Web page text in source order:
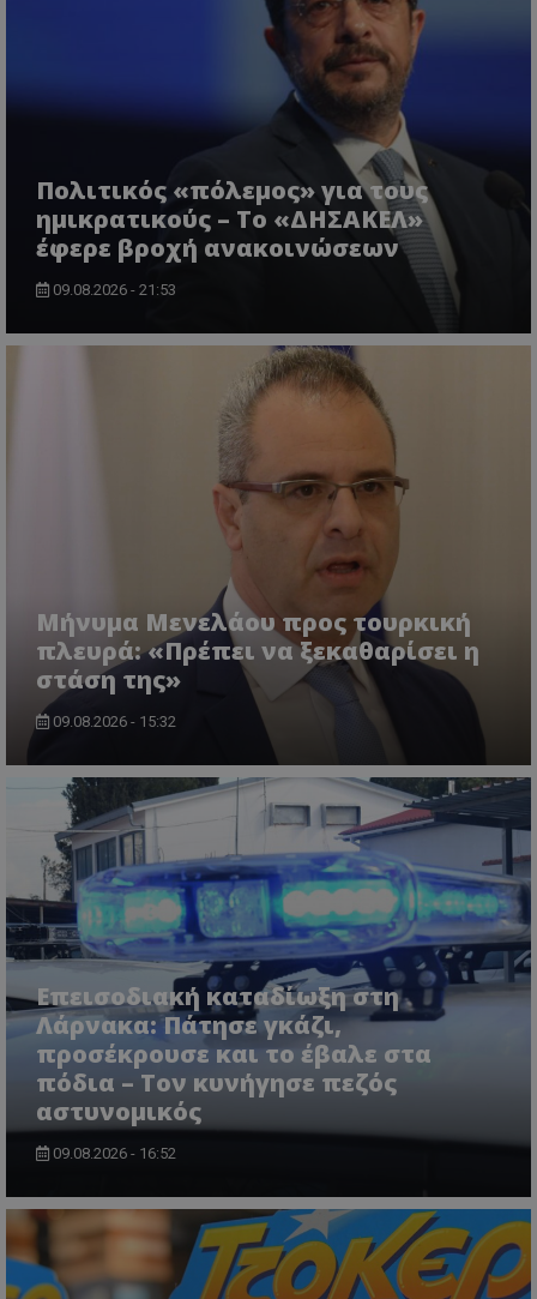
Πολιτικός «πόλεμος» για τους
ημικρατικούς – Το «ΔΗΣΑΚΕΛ»
έφερε βροχή ανακοινώσεων
09.08.2026 - 21:53
Μήνυμα Μενελάου προς τουρκική
πλευρά: «Πρέπει να ξεκαθαρίσει η
στάση της»
09.08.2026 - 15:32
Επεισοδιακή καταδίωξη στη
Λάρνακα: Πάτησε γκάζι,
προσέκρουσε και το έβαλε στα
πόδια – Τον κυνήγησε πεζός
αστυνομικός
09.08.2026 - 16:52